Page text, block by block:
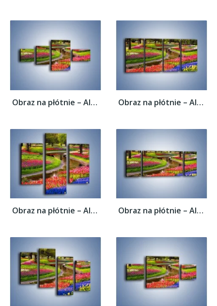
Obraz na płótnie – Aleje kolorowych... Obraz na płótnie – Aleje kolorowych...
Obraz na płótnie – Aleje kolorowych... Obraz na płótnie – Aleje kolorowych...